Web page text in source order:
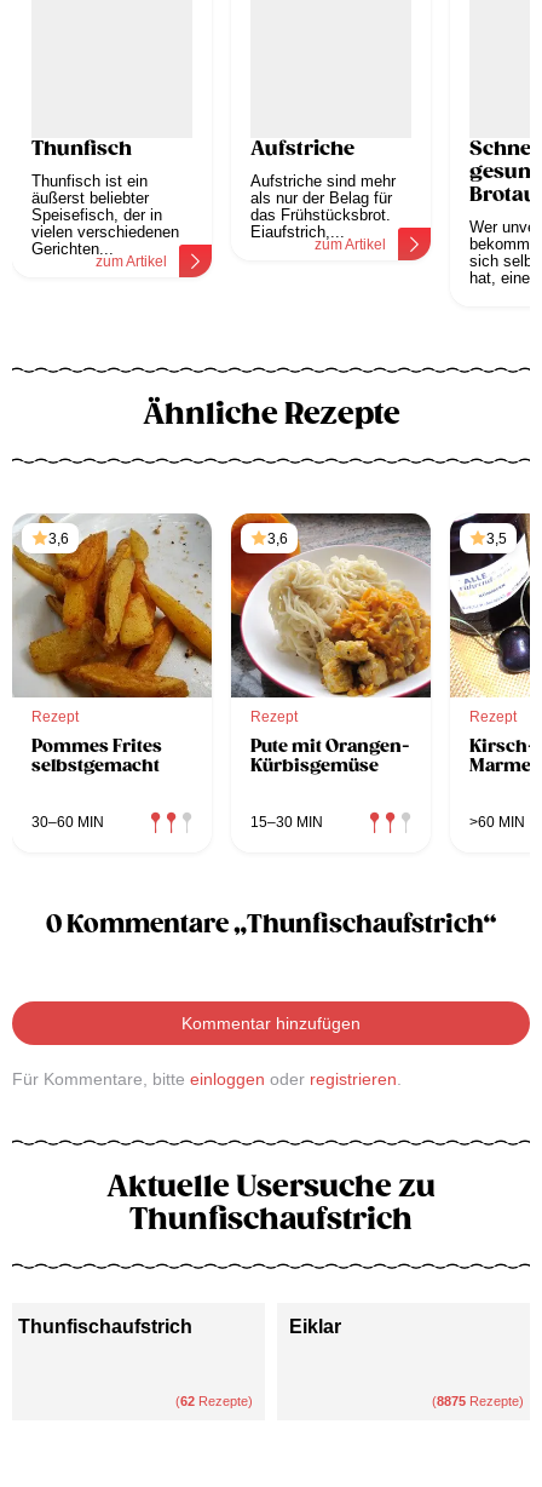
Thunfisch
Thunfisch ist ein
äußerst beliebter
Speisefisch, der in
vielen verschiedenen
Gerichten...
zum Artikel
Aufstriche
Aufstriche sind mehr
als nur der Belag für
das Frühstücksbrot.
Eiaufstrich,...
zum Artikel
Wer
bekommt
sich
hat, eine
Ähnliche Rezepte
3,6
Rezept
Pommes Frites
selbstgemacht
30–60 MIN
3,6
Rezept
Pute mit Orangen-
Kürbisgemüse
15–30 MIN
3,5
Rezept
Kirsch-
>60 MIN
0 Kommentare „Thunfischaufstrich“
Kommentar hinzufügen
Für Kommentare, bitte einloggen oder registrieren
Aktuelle Usersuche zu
Thunfischaufstrich
Thunfischaufstrich
(62 Rezepte)
Eiklar
(8875 Rezepte)